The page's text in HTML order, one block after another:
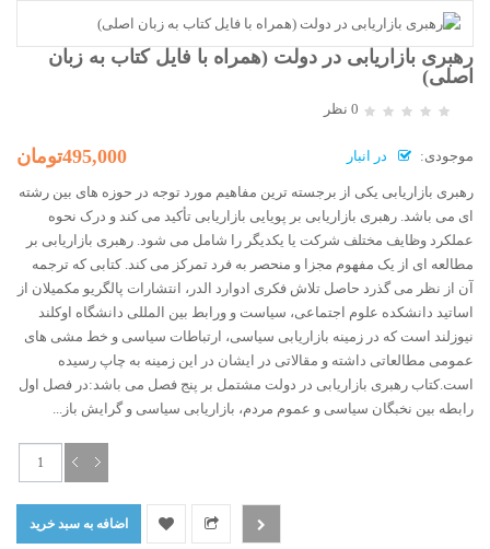
رهبری بازاریابی در دولت (همراه با فایل کتاب به زبان
اصلی)
0 نظر
495,000تومان موجودی: در انبار
رهبری بازاریابی یکی از برجسته ترین مفاهیم مورد توجه در حوزه های بین رشته
ای می باشد. رهبری بازاریابی بر پویایی بازاریابی تأکید می کند و درک نحوه
عملکرد وظایف مختلف شرکت یا یکدیگر را شامل می شود. رهبری بازاریابی بر
مطالعه ای از یک مفهوم مجزا و منحصر به فرد تمرکز می کند. کتابی که ترجمه
آن از نظر می گذرد حاصل تلاش فکری ادوارد الدر، انتشارات پالگریو مکمیلان از
اساتید دانشکده علوم اجتماعی، سیاست و ورابط بین المللی دانشگاه اوکلند
نیوزلند است که در زمینه بازاریابی سیاسی، ارتباطات سیاسی و خط مشی های
عمومی مطالعاتی داشته و مقالاتی در ایشان در این زمینه به چاپ رسیده
است.کتاب رهبری بازاریابی در دولت مشتمل بر پنج فصل می باشد:در فصل اول
رابطه بین نخبگان سیاسی و عموم مردم، بازاریابی سیاسی و گرایش باز...